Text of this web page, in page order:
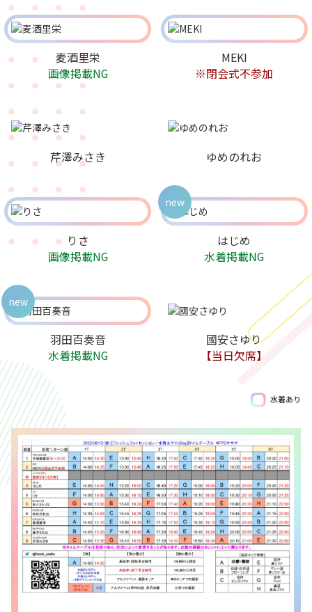
麦酒里栄
画像掲載NG
MEKI
※閉会式不参加
芹澤みさき ゆめのれお
りさ
画像掲載NG
はじめ
水着掲載NG
new
羽田百奏音
水着掲載NG
new
國安さゆり
【当日欠席】
水着あり